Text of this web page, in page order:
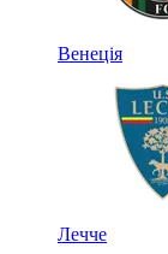
Венеція
Лечче